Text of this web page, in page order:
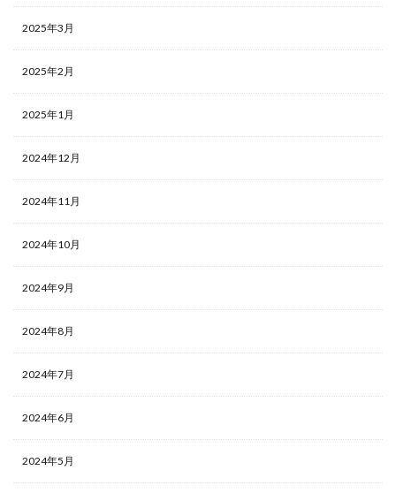
2025年3月
2025年2月
2025年1月
2024年12月
2024年11月
2024年10月
2024年9月
2024年8月
2024年7月
2024年6月
2024年5月